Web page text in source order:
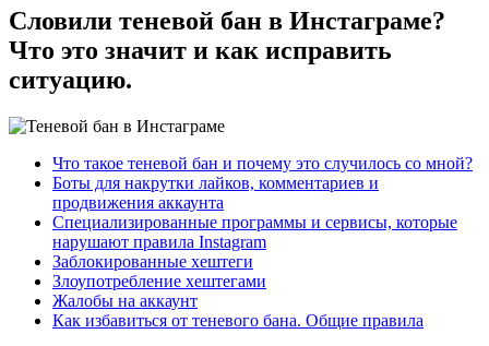
Словили теневой бан в Инстаграме?
Что это значит и как исправить
ситуацию.
Что такое теневой бан и почему это случилось со мной?
Боты для накрутки лайков, комментариев и
продвижения аккаунта
Специализированные программы и сервисы, которые
нарушают правила Instagram
Заблокированные хештеги
Злоупотребление хештегами
Жалобы на аккаунт
Как избавиться от теневого бана. Общие правила